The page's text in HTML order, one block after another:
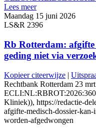
Lees meer
Maandag 15 juni 2026
LS&R 2396
Rb Rotterdam:
geding niet via
Kopieer citeerwijze |
Rechtbank Rotterdam 23
Kliniek)), https://redactie-
afgifte-medisch-dossier-
worden-afgedwongen